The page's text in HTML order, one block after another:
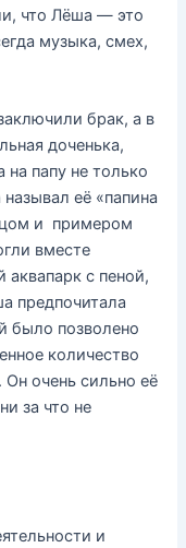
что Лёша — это
музыка, смех,
брак, а в
доченька,
папу не только
её «папина
и примером
вместе
аквапарк с пеной,
предпочитала
было позволено
количество
очень сильно её
за что не
и